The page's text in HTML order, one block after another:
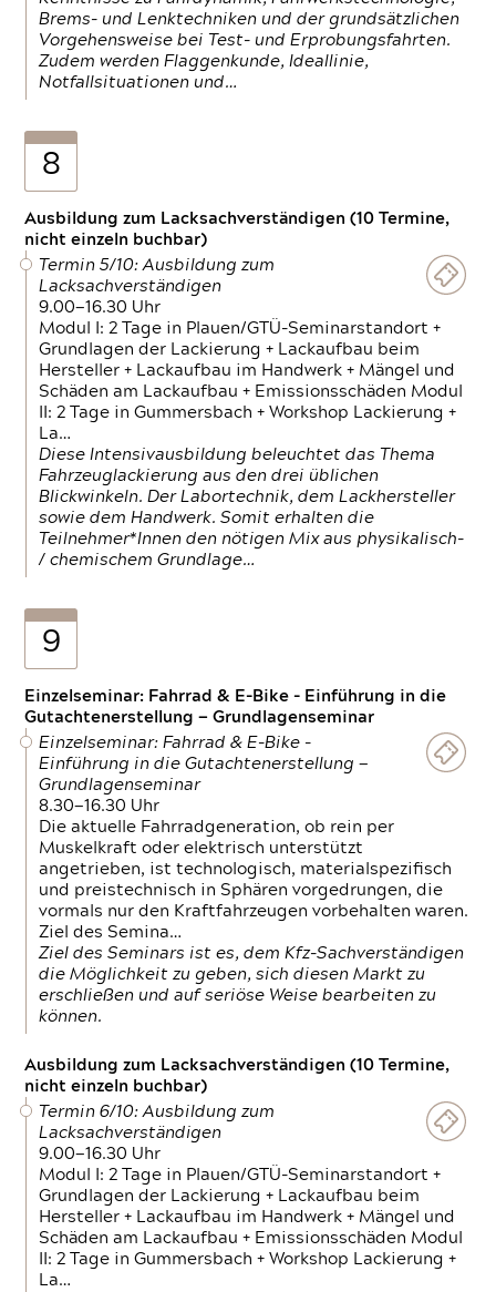
Brems- und Lenktechniken und der grundsätzlichen
Vorgehensweise bei Test- und Erprobungsfahrten.
Zudem werden Flaggenkunde, Ideallinie,
Notfallsituationen und…
8
Ausbildung zum Lacksachverständigen (10 Termine,
nicht einzeln buchbar)
Termin 5/10: Ausbildung zum
Lacksachverständigen
9.00—16.30 Uhr
Modul I: 2 Tage in Plauen/GTÜ-Seminarstandort +
Grundlagen der Lackierung + Lackaufbau beim
Hersteller + Lackaufbau im Handwerk + Mängel und
Schäden am Lackaufbau + Emissionsschäden Modul
II: 2 Tage in Gummersbach + Workshop Lackierung +
La…
Diese Intensivausbildung beleuchtet das Thema
Fahrzeuglackierung aus den drei üblichen
Blickwinkeln. Der Labortechnik, dem Lackhersteller
sowie dem Handwerk. Somit erhalten die
Teilnehmer*Innen den nötigen Mix aus physikalisch-
/ chemischem Grundlage…
9
Einzelseminar: Fahrrad & E-Bike - Einführung in die
Gutachtenerstellung — Grundlagenseminar
Einzelseminar: Fahrrad & E-Bike -
Einführung in die Gutachtenerstellung —
Grundlagenseminar
8.30—16.30 Uhr
Die aktuelle Fahrradgeneration, ob rein per
Muskelkraft oder elektrisch unterstützt
angetrieben, ist technologisch, materialspezifisch
und preistechnisch in Sphären vorgedrungen, die
vormals nur den Kraftfahrzeugen vorbehalten waren.
Ziel des Semina…
Ziel des Seminars ist es, dem Kfz-Sachverständigen
die Möglichkeit zu geben, sich diesen Markt zu
erschließen und auf seriöse Weise bearbeiten zu
können.
Ausbildung zum Lacksachverständigen (10 Termine,
nicht einzeln buchbar)
Termin 6/10: Ausbildung zum
Lacksachverständigen
9.00—16.30 Uhr
Modul I: 2 Tage in Plauen/GTÜ-Seminarstandort +
Grundlagen der Lackierung + Lackaufbau beim
Hersteller + Lackaufbau im Handwerk + Mängel und
Schäden am Lackaufbau + Emissionsschäden Modul
II: 2 Tage in Gummersbach + Workshop Lackierung +
La…